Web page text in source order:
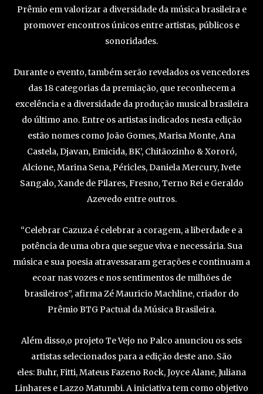
Prêmio em valorizar a diversidade da música brasileira e
promover encontros únicos entre artistas, públicos e
sonoridades.
Durante o evento, também serão revelados os vencedores
das 18 categorias da premiação, que reconhecem a
excelência e a diversidade da produção musical brasileira
do último ano. Entre os artistas indicados nesta edição
estão nomes como João Gomes, Marisa Monte, Ana
Castela, Djavan, Emicida, BK’, Chitãozinho & Xororó,
Alcione, Marina Sena, Péricles, Daniela Mercury, Ivete
Sangalo, Xande de Pilares, Fresno, Terno Rei e Geraldo
Azevedo entre outros.
“Celebrar Cazuza é celebrar a coragem, a liberdade e a
potência de uma obra que segue viva e necessária. Sua
música e sua poesia atravessaram gerações e continuam a
ecoar nas vozes e nos sentimentos de milhões de
brasileiros”, afirma Zé Mauricio Machline, criador do
Prêmio BTG Pactual da Música Brasileira.
Além disso,o projeto Te Vejo no Palco anunciou os seis
artistas selecionados para a edição deste ano. São
eles: Buhr, Fitti, Mateus Fazeno Rock, Joyce Alane, Juliana
Linhares e Lazzo Matumbi. A iniciativa tem como objetivo